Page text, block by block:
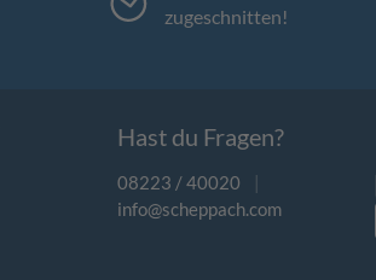
zugeschnitten!
Hast du Fragen?
08223 / 40020
|
info@scheppach.com